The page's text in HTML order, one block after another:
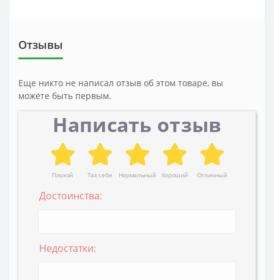
Отзывы
Еще никто не написал отзыв об этом товаре, вы
можете быть первым.
Написать отзыв
Плохой Так себе Нормальный Хороший Отличный
Достоинства:
Недостатки: